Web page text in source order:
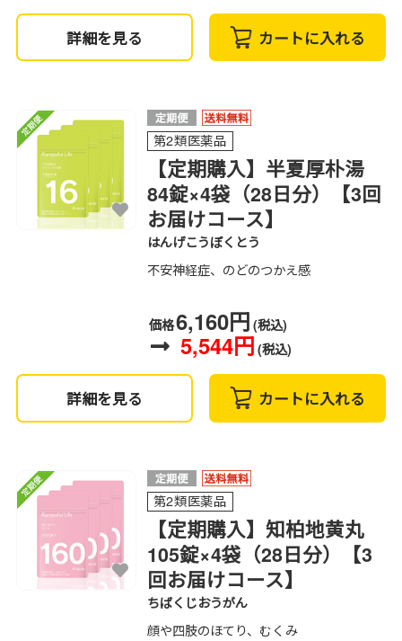
詳細を見る カートに入れる
第2類医薬品
【定期購入】半夏厚朴湯
84錠×4袋（28日分）【3回
お届けコース】
はんげこうぼくとう
不安神経症、のどのつかえ感
価格6,160円 (税込)
5,544円 (税込)
詳細を見る カートに入れる
第2類医薬品
【定期購入】知柏地黄丸
105錠×4袋（28日分）【3
回お届けコース】
ちばくじおうがん
顔や四肢のほてり、むくみ